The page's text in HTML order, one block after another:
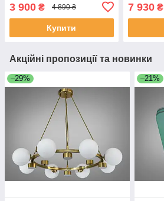
3 900 ₴ 4 890 ₴
Купити
7 930₴
Акційні пропозиції та новинки
–29% –21%